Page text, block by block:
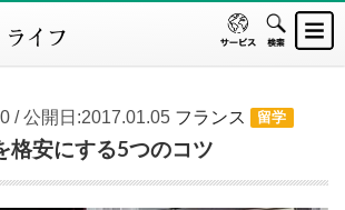
/ 公開日:2017.01.05 フランス 留学
格安にする5つのコツ